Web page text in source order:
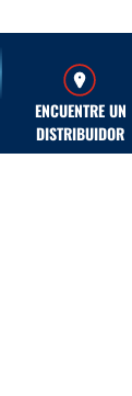
ENCUENTRE UN
DISTRIBUIDOR